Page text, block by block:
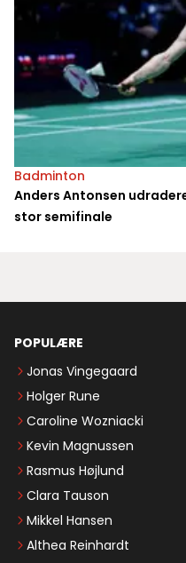
Badminton
Anders Antonsen
stor semifinale
POPULÆRE
Jonas Vingegaard
Holger Rune
Caroline Wozniacki
Kevin Magnussen
Rasmus Højlund
Clara Tauson
Mikkel Hansen
Althea Reinhardt